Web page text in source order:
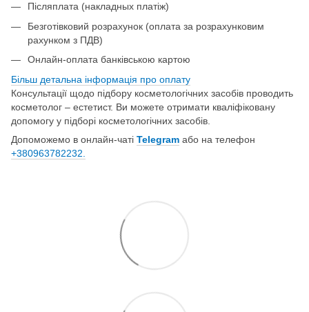
Післяплата (накладных платіж)
Безготівковий розрахунок (оплата за розрахунковим
рахунком з ПДВ)
Онлайн-оплата банківською картою
Більш детальна інформація про оплату
Консультації щодо підбору косметологічних засобів проводить
косметолог – естетист. Ви можете отримати кваліфіковану
допомогу у підборі косметологічних засобів.
Допоможемо в онлайн-чаті Telegram або на телефон
+380963782232.